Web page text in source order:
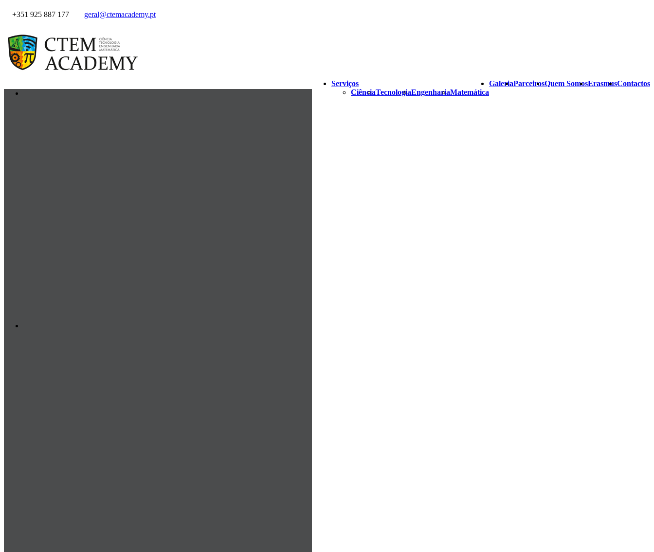
+351 925 887 177 geral@ctemacademy.pt
Serviços
CiênciaTecnologiaEngenhariaMatemática
GaleriaParceirosQuem SomosErasmusContactos